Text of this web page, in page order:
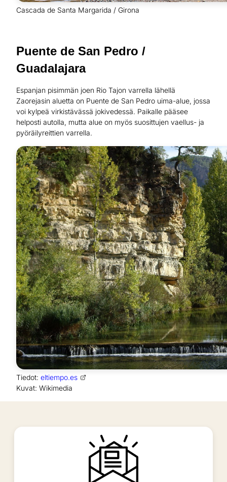
Cascada de Santa Margarida / Girona
Puente de San Pedro /
Guadalajara
Espanjan pisimmän joen Rio Tajon varrella lähellä
Zaorejasin aluetta on Puente de San Pedro uima-alue, jossa
voi kylpeä virkistävässä jokivedessä. Paikalle pääsee
helposti autolla, mutta alue on myös suosittujen vaellus- ja
pyöräilyreittien varrella.
Tiedot: eltiempo.es
Kuvat: Wikimedia